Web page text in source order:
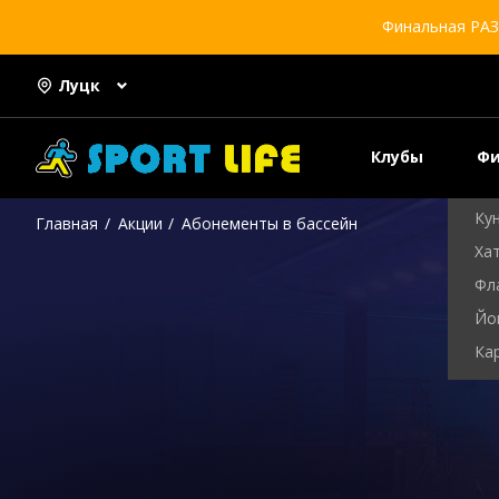
Финальная
Луцк
Клубы
Главная Акции Абонементы в бассейн